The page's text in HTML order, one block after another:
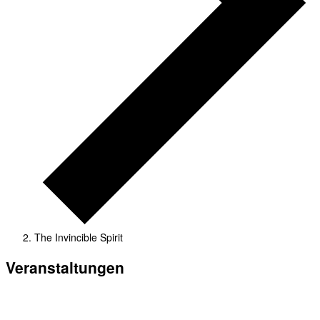
The Invincible Spirit
Veranstaltungen